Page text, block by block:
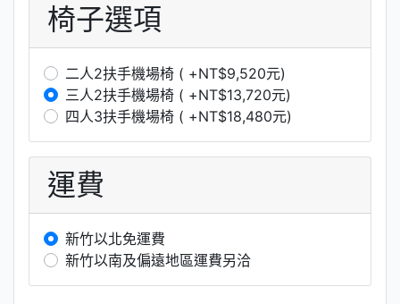
椅子選項
二人2扶手機場椅 ( +NT$9,520元)
三人2扶手機場椅 ( +NT$13,720元)
四人3扶手機場椅 ( +NT$18,480元)
運費
新竹以北免運費
新竹以南及偏遠地區運費另洽